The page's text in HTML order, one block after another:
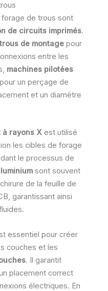
de trous sont
de circuits imprimés.
trous de montage pour
entre les
machines pilotées
un perçage de
et un diamètre
à rayons X est utilisé
les cibles de forage
le processus de
sont souvent
de la feuille de
garantissant ainsi
essentiel pour créer
couches et les
. Il garantit
placement correct
électriques. En